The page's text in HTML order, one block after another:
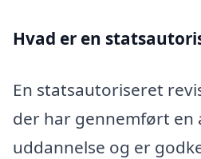
Hvad er en
En statsautoriseret
der har gennemført en
uddannelse og er